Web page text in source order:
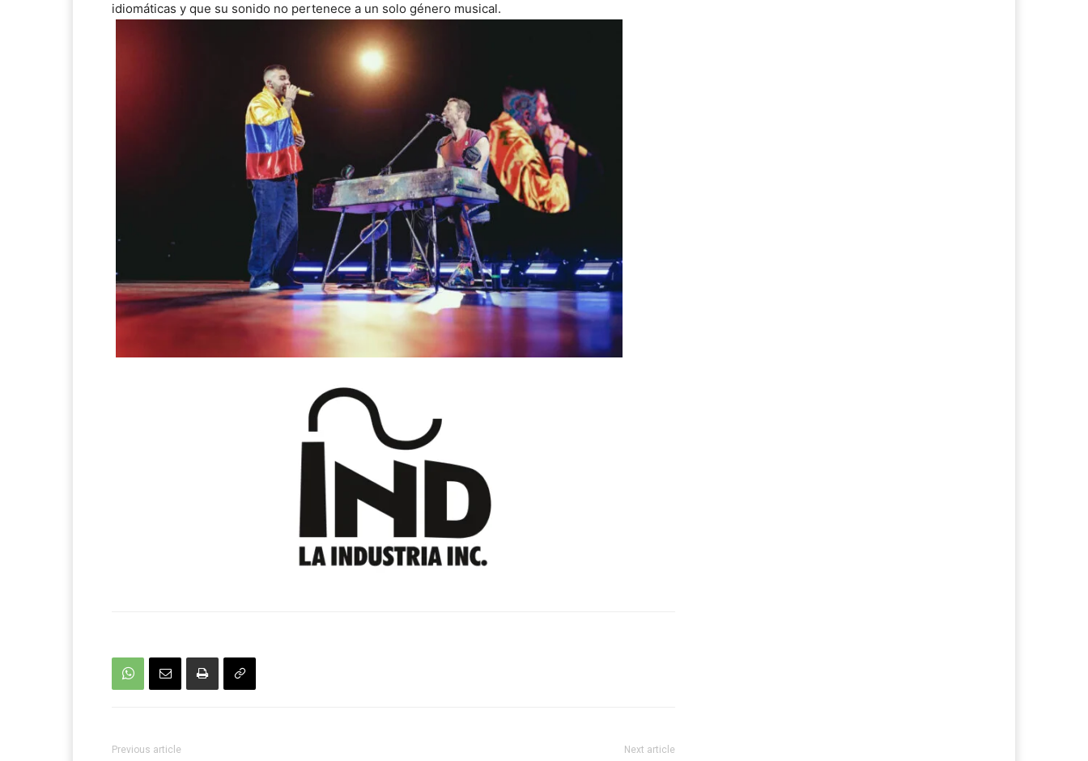
idiomáticas y que su sonido no pertenece a un solo género musical.
Previous article Next article